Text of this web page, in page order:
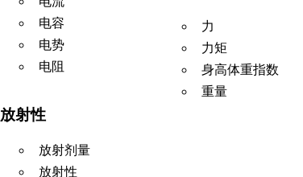
电容
电势
电阻
放射性
放射剂量
放射性
力
力矩
身高体重指数
重量